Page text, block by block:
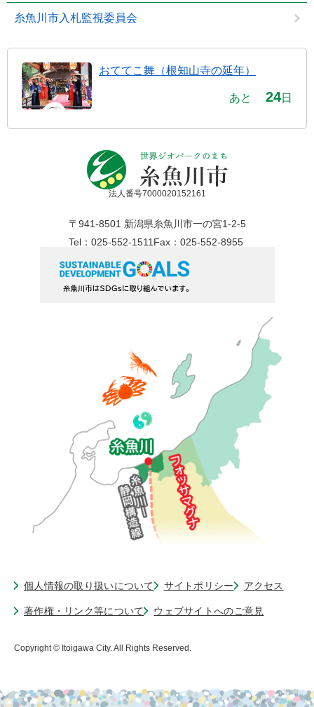
糸魚川市入札監視委員会
おててこ舞（根知山寺の延年）
あと 24日
法人番号7000020152161
〒941-8501 新潟県糸魚川市一の宮1-2-5
Tel：025-552-1511 Fax：025-552-8955
個人情報の取り扱いについて サイトポリシー アクセス
著作権・リンク等について ウェブサイトへのご意見
Copyright © Itoigawa City. All Rights Reserved.